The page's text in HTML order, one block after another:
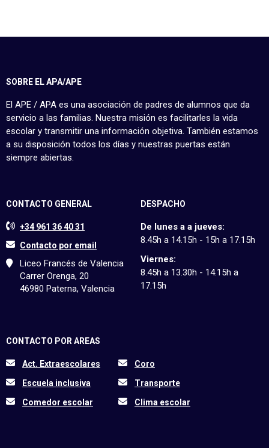
SOBRE EL APA/APE
El APE / APA es una asociación de padres de alumnos que da
servicio a las familias. Nuestra misión es facilitarles la vida
escolar y transmitir una información objetiva. También estamos
a su disposición todos los días y nuestras puertas están
siempre abiertas.
CONTACTO GENERAL
+34 961 36 40 31
Contacto por email
Liceo Francés de Valencia
Carrer Orenga, 20
46980 Paterna, Valencia
DESPACHO
De lunes a a jueves:
8.45h a 14.15h - 15h a 17.15h
Viernes:
8.45h a 13.30h - 14.15h a
17.15h
CONTACTO POR AREAS
Act. Extraescolares
Coro
Escuela inclusiva
Transporte
Comedor escolar
Clima escolar